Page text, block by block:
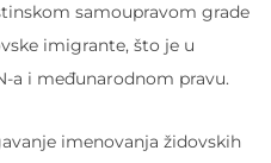
samoupravom grade
imigrante, što je u
a i međunarodnom pravu.
imenovanja židovskih